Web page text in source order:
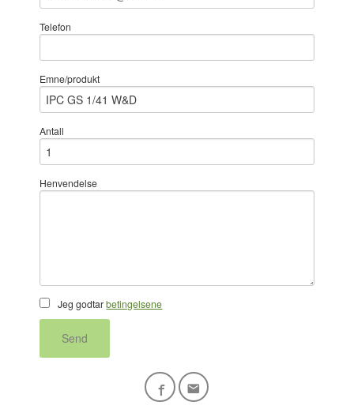
Telefon
Emne/produkt
Antall
Henvendelse
Jeg godtarbetingelsene
Send